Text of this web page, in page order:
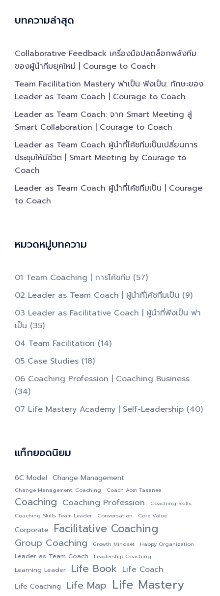
บทความล่าสุด
Collaborative Feedback เครื่องมือปลดล็อกพลังทีม
ของผู้นำทีมยุคใหม่ | Courage to Coach
Team Facilitation Mastery ฟาเป็น ฟังเป็น: ทักษะของ
Leader as Team Coach | Courage to Coach
Leader as Team Coach: จาก Smart Meeting สู่
Smart Collaboration | Courage to Coach
Leader as Team Coach ผู้นำที่โค้ชทีมเป็นเปลี่ยนการ
ประชุมให้มีชีวิต | Smart Meeting by Courage to
Coach
Leader as Team Coach ผู้นำที่โค้ชทีมเป็น | Courage
to Coach
หมวดหมู่บทความ
01 Team Coaching | การโค้ชทีม (57)
02 Leader as Team Coach | ผู้นำที่โค้ชทีมเป็น​ (9)
03 Leader as Facilitative Coach | ผู้นำที่ฟังเป็น ฟา
เป็น​ (35)
04 Team Facilitation (14)
05 Case Studies (18)
06 Coaching Profession | Coaching Business
(34)
07 Life Mastery Academy | Self-Leadership (40)
แท็กยอดนิยม
6C Model Change Management
Change Management. Coaching Coach Aom Tasanee
Coaching Coaching Profession
Coaching Skills
Coaching Skills Team Leader
Conversation Core Value
Corporate Facilitative Coaching
Group Coaching Growth Mindset Happy Organization
Leader as Team Coach Leadership Coaching
Learning Leader Life Book Life Coach
Life Coaching Life Map Life Mastery